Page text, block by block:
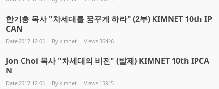
한기홍 목사 "차세대를 꿈꾸게 하라" (2부) KIMNET 10th IP
CAN
Date2017.12.05 By kimnet Views36426
Jon Choi 목사 "차세대의 비전" (발제) KIMNET 10th IPCA
N
Date2017.12.05 By kimnet Views 15945